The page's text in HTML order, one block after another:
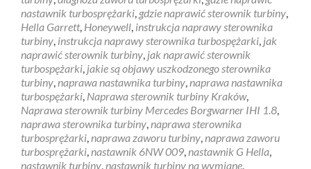
nastawnik turbosprężarki, gdzie naprawić sterownik turbiny,
Hella Garrett, Honeywell, instrukcja naprawy sterownika
turbiny, instrukcja naprawy sterownika turbospężarki, jak
naprawić sterownik turbiny, jak naprawić sterownik
turbospężarki, jakie są objawy uszkodzonego sterownika
turbiny,naprawa nastawnika turbiny,naprawa nastawnika
turbospężarki, Naprawa sterownik turbiny Kraków,
Naprawa sterownik turbiny Mercedes Borgwarner IHI 1.8,
naprawa sterownika turbiny,naprawa sterownika
turbosprężarki,naprawa zaworu turbiny,naprawa zaworu
turbosprężarki,nastawnik 6NW 009,nastawnik G Hella,
nastawnik turbiny,nastawnik turbiny na wymianę,